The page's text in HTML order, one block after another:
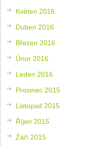
Květen 2016
Duben 2016
Březen 2016
Únor 2016
Leden 2016
Prosinec 2015
Listopad 2015
Říjen 2015
Září 2015